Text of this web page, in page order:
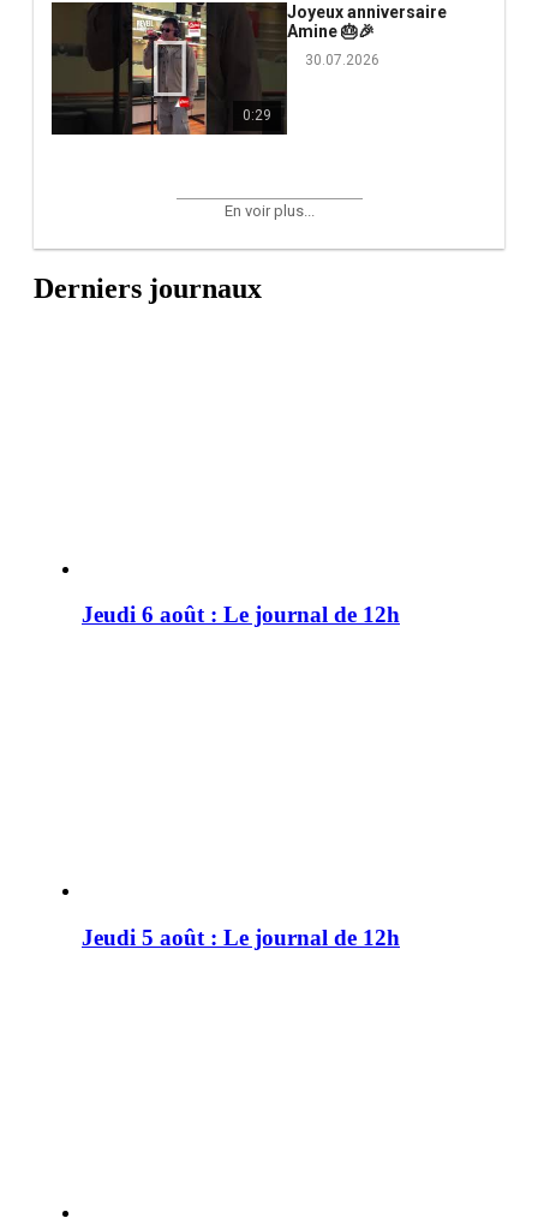
0:29
Joyeux anniversaire
Amine 🎂🎉
30.07.2026
En voir plus...
Derniers journaux
Jeudi 6 août : Le journal de 12h
Jeudi 5 août : Le journal de 12h